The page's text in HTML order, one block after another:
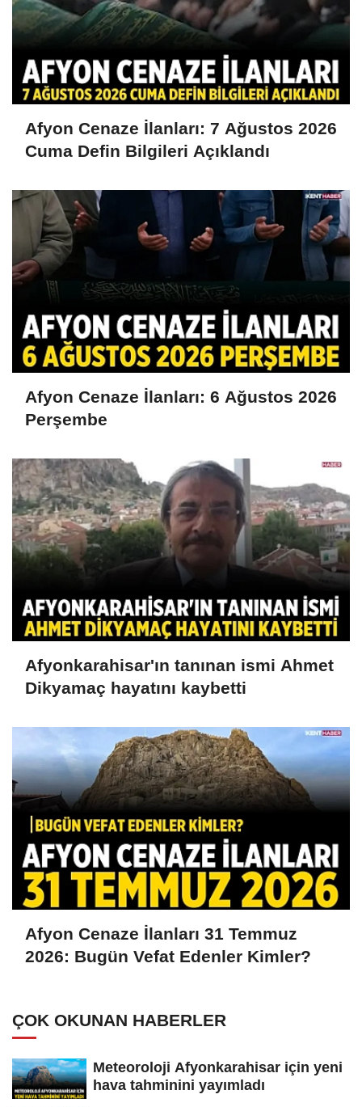
Afyon Cenaze İlanları: 7 Ağustos 2026
Cuma Defin Bilgileri Açıklandı
Afyon Cenaze İlanları: 6 Ağustos 2026
Perşembe
Afyonkarahisar'ın tanınan ismi Ahmet
Dikyamaç hayatını kaybetti
Afyon Cenaze İlanları 31 Temmuz
2026: Bugün Vefat Edenler Kimler?
ÇOK OKUNAN HABERLER
Meteoroloji Afyonkarahisar için yeni
hava tahminini yayımladı